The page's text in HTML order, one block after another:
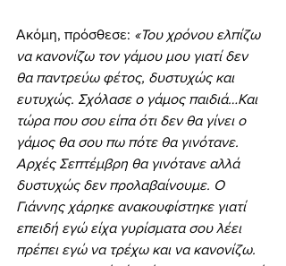
Ακόμη, πρόσθεσε: «Του χρόνου ελπίζω
να κανονίζω τον γάμου μου γιατί δεν
θα παντρεύω φέτος, δυστυχώς και
ευτυχώς. Σχόλασε ο γάμος παιδιά…Και
τώρα που σου είπα ότι δεν θα γίνει ο
γάμος θα σου πω πότε θα γινότανε.
Αρχές Σεπτέμβρη θα γινότανε αλλά
δυστυχώς δεν προλαβαίνουμε. Ο
Γιάννης χάρηκε ανακουφίστηκε γιατί
επειδή εγώ είχα γυρίσματα σου λέει
πρέπει εγώ να τρέχω και να κανονίζω.